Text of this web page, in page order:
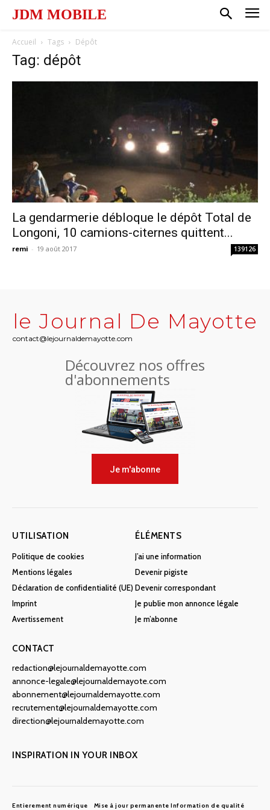
JDM MOBILE
Accueil Tags Dépôt
Tag: dépôt
La gendarmerie débloque le dépôt Total de
Longoni, 10 camions-citernes quittent...
remi - 19 août 2017 139126
le Journal De Mayotte
contact@lejournaldemayotte.com
Découvrez nos offres
d'abonnements
Je m'abonne
UTILISATION
Politique de cookies
Mentions légales
Déclaration de confidentialité (UE)
Imprint
Avertissement
ÉLÉMENTS
J’ai une information
Devenir pigiste
Devenir correspondant
Je publie mon annonce légale
Je m’abonne
CONTACT
redaction@lejournaldemayotte.com
annonce-legale@lejournaldemayote.com
abonnement@lejournaldemayotte.com
recrutement@lejournaldemayotte.com
direction@lejournaldemayotte.com
INSPIRATION IN YOUR INBOX
Entierement numérique Mise à jour permanente Information de qualité